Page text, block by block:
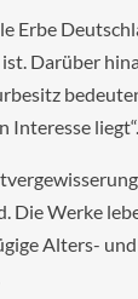
Erbe
Darüber
Interesse liegt“.
Die Werke
Alters- und